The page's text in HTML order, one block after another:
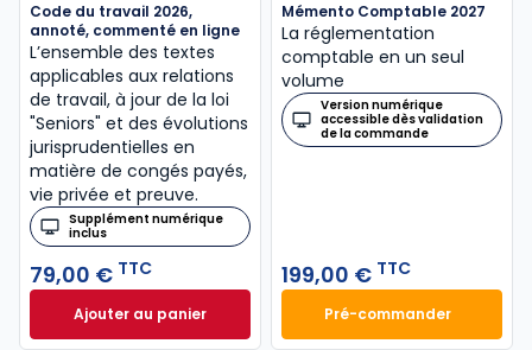
Code du travail 2026,
annoté, commenté en ligne
L’ensemble des textes
applicables aux relations
de travail, à jour de la loi
"Seniors" et des évolutions
jurisprudentielles en
matière de congés payés,
vie privée et preuve.
Supplément numérique
inclus
79,00 € TTC
Ajouter au panierCode du travail 2026, annoté, commenté en ligne à
Mémento Comptable 2027
La réglementation
comptable en un seul
volume
Version numérique
accessible dès validation
de la commande
199,00 € TTC
Pré-commander
Mémento